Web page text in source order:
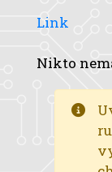
Link
Nikto